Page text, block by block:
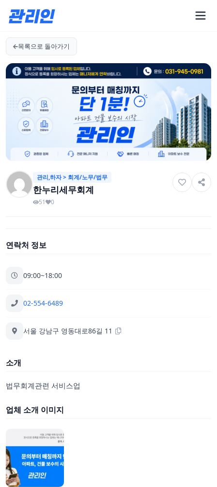
목록으로 돌아가기
관리,하자 > 회계/노무/법무
한누리세무회계
51 0
연락처 정보
09:00~18:00
02-554-6489
서울 강남구 영동대로86길 11
소개
법무회계관련 서비스업
업체 소개 이미지